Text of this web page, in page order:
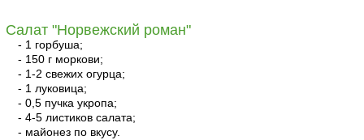
Салат "Норвежский роман"
- 1 горбуша;
- 150 г моркови;
- 1-2 свежих огурца;
- 1 луковица;
- 0,5 пучка укропа;
- 4-5 листиков салата;
- майонез по вкусу.